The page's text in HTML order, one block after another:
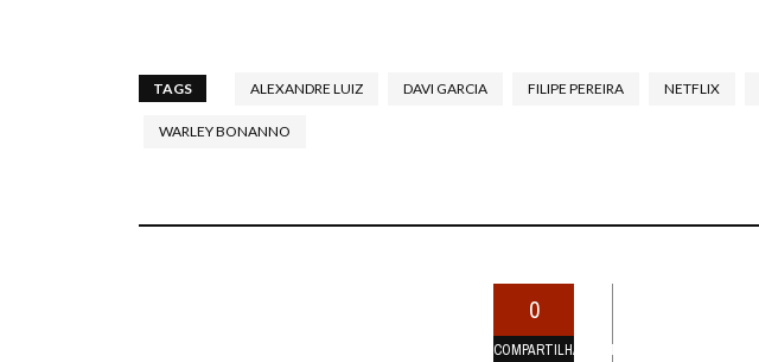
TAGS ALEXANDRE LUIZ DAVI GARCIA FILIPE PEREIRA NETFLIX
WARLEY BONANNO
0
COMPARTILHAMENTOS